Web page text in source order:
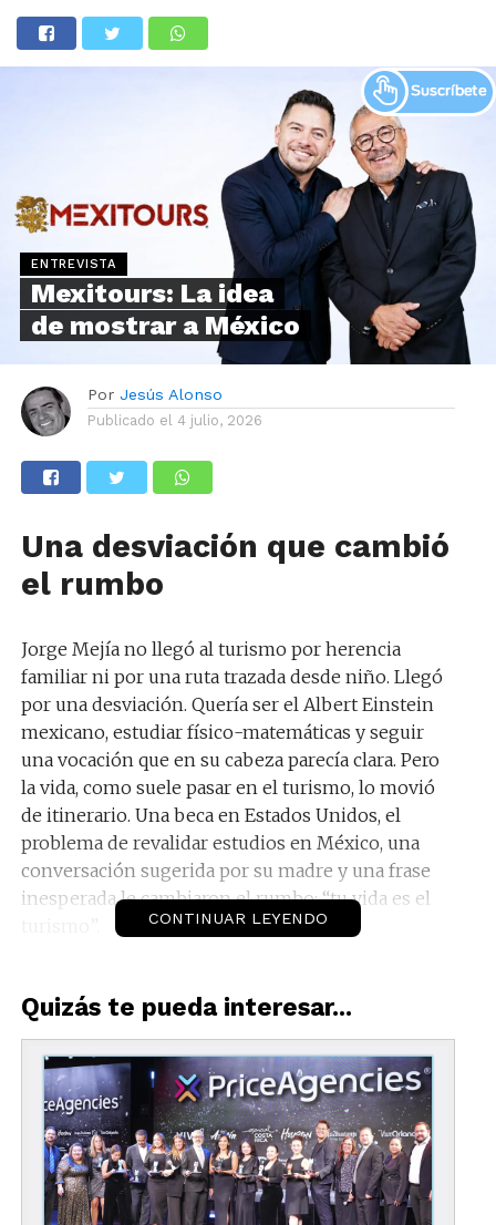
ENTREVISTA
Mexitours: La idea
de mostrar a México
Por Jesús Alonso
Publicado el 4 julio, 2026
Una desviación que cambió
el rumbo
Jorge Mejía no llegó al turismo por herencia
familiar ni por una ruta trazada desde niño. Llegó
por una desviación. Quería ser el Albert Einstein
mexicano, estudiar físico-matemáticas y seguir
una vocación que en su cabeza parecía clara. Pero
la vida, como suele pasar en el turismo, lo movió
de itinerario. Una beca en Estados Unidos, el
problema de revalidar estudios en México, una
conversación sugerida por su madre y una frase
inesperada le cambiaron el rumbo: “tu vida es el
CONTINUAR LEYENDO
Quizás te pueda interesar...